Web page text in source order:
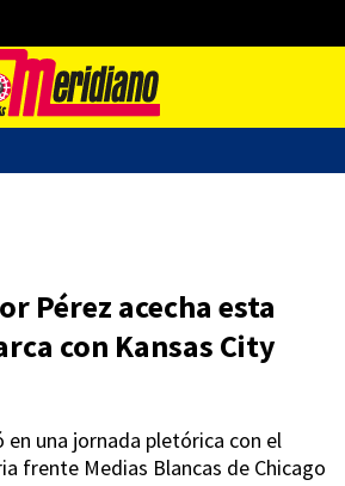
Pérez acecha esta
con Kansas City
en una jornada pletórica con el
frente Medias Blancas de Chicago